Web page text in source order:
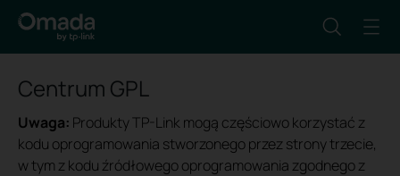
Centrum GPL
Uwaga: Produkty TP-Link mogą częściowo korzystać z
kodu oprogramowania stworzonego przez strony trzecie,
w tym z kodu źródłowego oprogramowania zgodnego z